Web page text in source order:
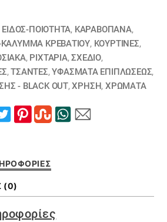
ΕΙΔΟΣ-ΠΟΙΟΤΗΤΑ, ΚΑΡΑΒΌΠΑΝΑ,
ΚΆΛΥΜΜΑ ΚΡΕΒΑΤΙΟΎ, ΚΟΥΡΤΊΝΕΣ,
, ΡΙΧΤΆΡΙΑ,ΣΧΕΔΙΟ,
,ΤΣΆΝΤΕΣ,ΥΦΆΣΜΑΤΑ ΕΠΙΠΛΏΣΕΩΣ,
- BLACK OUT,ΧΡΗΣΗ,ΧΡΏΜΑΤΑ
(0)